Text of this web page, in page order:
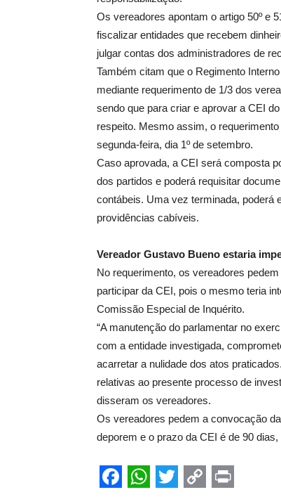
Os vereadores apontam o artigo 50º e
fiscalizar entidades que recebem
julgar contas dos administradores de
Também citam que o Regimento
mediante requerimento de 1/3 dos
sendo que para criar e aprovar a CEI
respeito. Mesmo assim, o
segunda-feira, dia 1º de setembro.
Caso aprovada, a CEI será composta
dos partidos e poderá requisitar
contábeis. Uma vez terminada, poderá
providências cabíveis.
Vereador Gustavo Bueno estaria
No requerimento, os vereadores
participar da CEI, pois o mesmo teria
Comissão Especial de Inquérito.
“A manutenção do parlamentar no
com a entidade investigada,
acarretar a nulidade dos atos
relativas ao presente processo de
disseram os vereadores.
Os vereadores pedem a convocação
deporem e o prazo da CEI é de 90